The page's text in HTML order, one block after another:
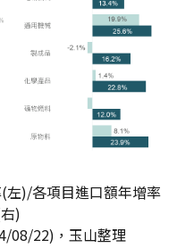
)/各項目進口額年增率
)
08/22)，玉山整理